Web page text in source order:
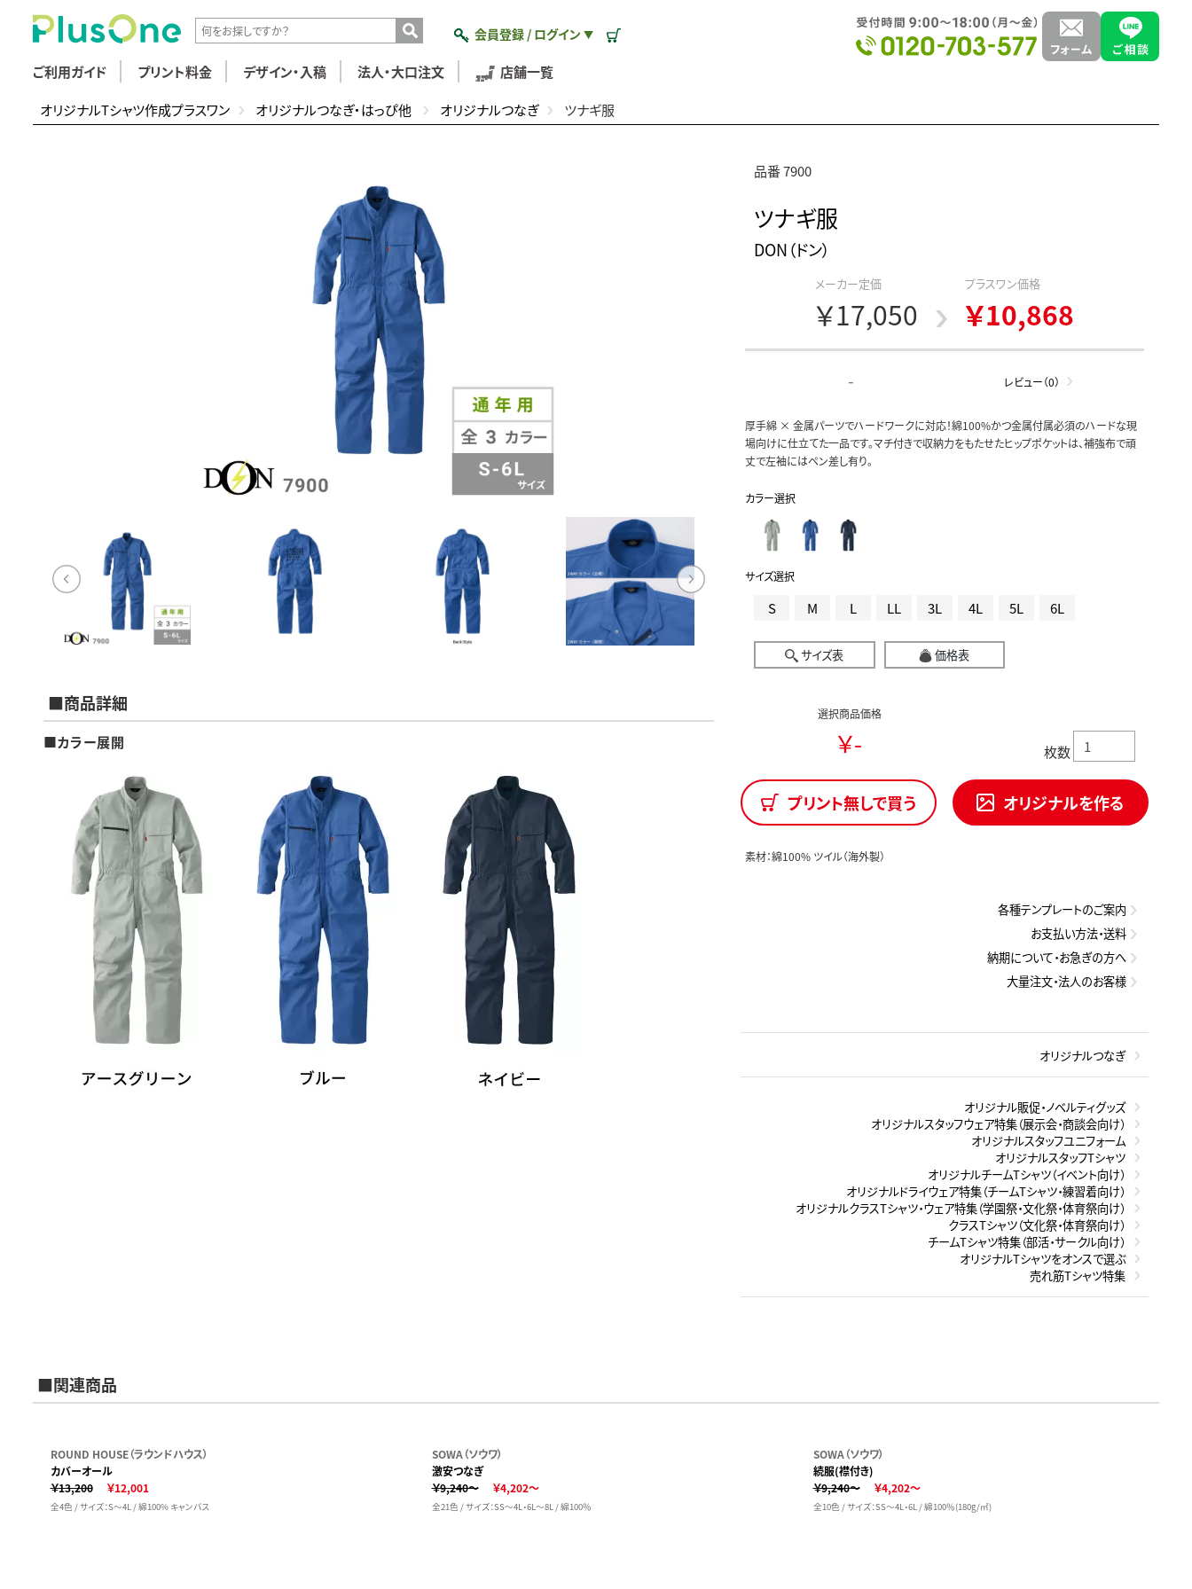
会員登録 / ログイン ▼
ご利用ガイド プリント料金 デザイン・入稿 法人・大口注文 店舗一覧
オリジナルTシャツ作成プラスワン オリジナルつなぎ・はっぴ他 オリジナルつなぎ ツナギ服
■商品詳細
■カラー展開
品番 7900
ツナギ服
DON（ドン）
メーカー定価
￥17,050
プラスワン価格
￥10,868
- レビュー（0）
厚手綿 × 金属パーツでハードワークに対応！綿100%かつ金属付属必須のハードな現
場向けに仕立てた一品です。マチ付きで収納力をもたせたヒップポケットは、補強布で頑
丈で左袖にはペン差し有り。
カラー選択
サイズ選択
S M L LL 3L 4L 5L 6L
サイズ表 価格表
選択商品価格
￥- 枚数
プリント無しで買う オリジナルを作る
素材：綿100% ツイル（海外製）
各種テンプレートのご案内
お支払い方法・送料
納期について・お急ぎの方へ
大量注文・法人のお客様
オリジナルつなぎ
オリジナル販促・ノベルティグッズ
オリジナルスタッフウェア特集（展示会・商談会向け）
オリジナルスタッフユニフォーム
オリジナルスタッフTシャツ
オリジナルチームTシャツ（イベント向け）
オリジナルドライウェア特集（チームTシャツ・練習着向け）
オリジナルクラスTシャツ・ウェア特集（学園祭・文化祭・体育祭向け）
クラスTシャツ（文化祭・体育祭向け）
チームTシャツ特集（部活・サークル向け）
オリジナルTシャツをオンスで選ぶ
売れ筋Tシャツ特集
■関連商品
ROUND HOUSE（ラウンドハウス）
カバーオール
￥13,200
￥12,001
全4色 / サイズ：S～4L / 綿100% キャンバス
SOWA（ソウワ）
激安つなぎ
￥9,240～
￥4,202～
全21色 / サイズ：SS～4L・6L～8L / 綿100％
SOWA（ソウワ）
続服(襟付き)
￥9,240～
￥4,202～
全10色 / サイズ：SS～4L・6L / 綿100％(180g/㎡)